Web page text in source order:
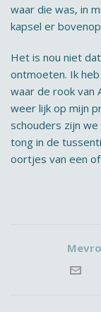
waar die was, in
kapsel er
Het is nou niet
ontmoeten. Ik
waar de rook van
weer lijk op mijn
schouders zijn
tong in de
oortjes van een